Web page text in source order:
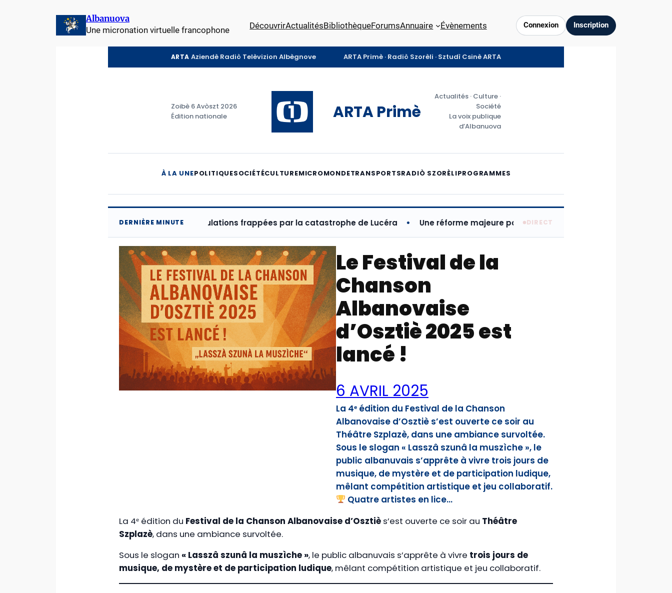
Albanuova
Une micronation virtuelle francophone DécouvrirActualitésBibliothèqueForumsAnnuaire Évènements Connexion Inscription
ARTA Aziendè Radiò Telèvizion Albègnove ARTA Primè · Radiò Szorèli · Sztudì Csinè ARTA
Zoibè 6 Avòszt 2026
Édition nationale
ARTA Primè
Actualités · Culture ·
Société
La voix publique
d’Albanuova
À LA UNEPOLITIQUESOCIÉTÉCULTUREMICROMONDETRANSPORTSRADIÒ SZORÈLIPROGRAMMES
DERNIÈRE MINUTE
Solidarité avec les populations frappées par la catastrophe de Lucéra Une réforme majeure pour moderniser l’économie albanovaise :
DIRECT
Le Festival de la
Chanson
Albanovaise
d’Osztiè 2025 est
lancé !
6 AVRIL 2025
La 4ᵉ édition du Festival de la Chanson
Albanovaise d’Osztiè s’est ouverte ce soir au
Théâtre Szplazè, dans une ambiance survoltée.
Sous le slogan « Lasszâ szunâ la muszìche », le
public albanuvais s’apprête à vivre trois jours de
musique, de mystère et de participation ludique,
mêlant compétition artistique et jeu collaboratif.
Quatre artistes en lice…
La 4ᵉ édition du Festival de la Chanson Albanovaise d’Osztiè s’est ouverte ce soir au Théâtre
Szplazè, dans une ambiance survoltée.
Sous le slogan « Lasszâ szunâ la muszìche », le public albanuvais s’apprête à vivre trois jours de
musique, de mystère et de participation ludique, mêlant compétition artistique et jeu collaboratif.